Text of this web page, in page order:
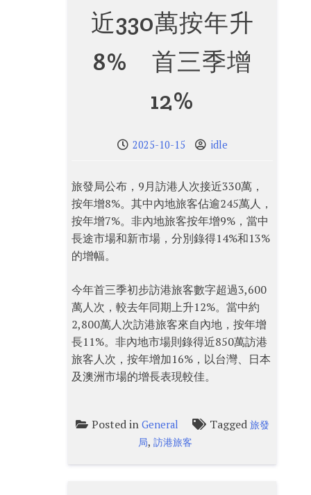
近330萬按年升
8% 首三季增
12%
2025-10-15 idle
旅發局公布，9月訪港人次接近330萬，
按年增8%。其中內地旅客佔逾245萬人，
按年增7%。非內地旅客按年增9%，當中
長途市場和新市場，分別錄得14%和13%
的增幅。
今年首三季初步訪港旅客數字超過3,600
萬人次，較去年同期上升12%。當中約
2,800萬人次訪港旅客來自內地，按年增
長11%。非內地市場則錄得近850萬訪港
旅客人次，按年增加16%，以台灣、日本
及澳洲市場的增長表現較佳。
Posted in General Tagged 旅發
局,訪港旅客